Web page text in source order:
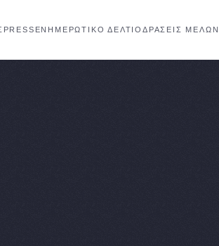
PRESS ΕΝΗΜΕΡΩΤΙΚΟ ΔΕΛΤΙΟΔΡΑΣΕΙΣ ΜΕΛΩΝ